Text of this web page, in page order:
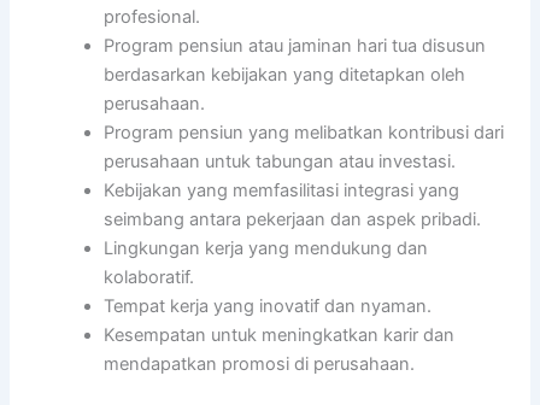
profesional.
Program pensiun atau jaminan hari tua disusun
berdasarkan kebijakan yang ditetapkan oleh
perusahaan.
Program pensiun yang melibatkan kontribusi dari
perusahaan untuk tabungan atau investasi.
Kebijakan yang memfasilitasi integrasi yang
seimbang antara pekerjaan dan aspek pribadi.
Lingkungan kerja yang mendukung dan
kolaboratif.
Tempat kerja yang inovatif dan nyaman.
Kesempatan untuk meningkatkan karir dan
mendapatkan promosi di perusahaan.